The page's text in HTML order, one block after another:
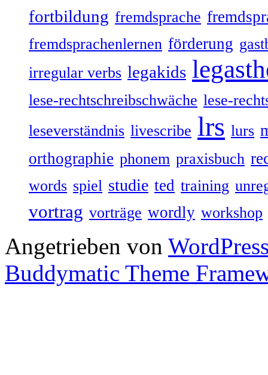
fortbildung fremdsprache
fremdsprachenlernen förderung
irregular verbs legakids
lese-rechtschreibschwäche lese-
leseverständnis livescribe lrs lurs
orthographie phonem praxisbuch
words spiel studie ted training
vortrag vorträge wordly workshop
Angetrieben von
Buddymatic Theme